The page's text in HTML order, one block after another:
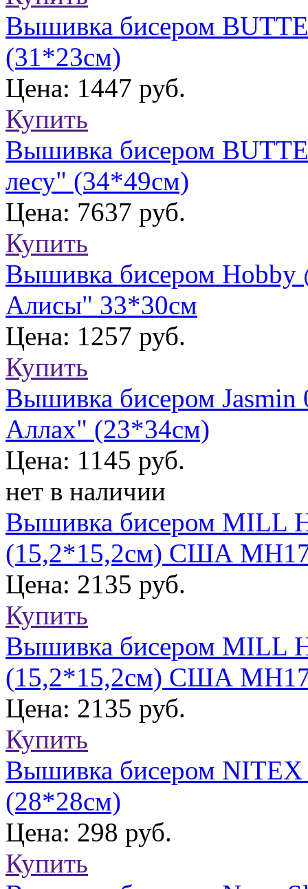
Вышивка бисером
(31*23см)
Цена: 1447 руб.
Купить
Вышивка бисером
лесу" (34*49см)
Цена: 7637 руб.
Купить
Вышивка бисером
Алисы" 33*30см
Цена: 1257 руб.
Купить
Вышивка бисером
Аллах" (23*34см)
Цена: 1145 руб.
нет в наличии
Вышивка бисером MILL
(15,2*15,2см) США
Цена: 2135 руб.
Купить
Вышивка бисером MILL
(15,2*15,2см) США
Цена: 2135 руб.
Купить
Вышивка бисером
(28*28см)
Цена: 298 руб.
Купить